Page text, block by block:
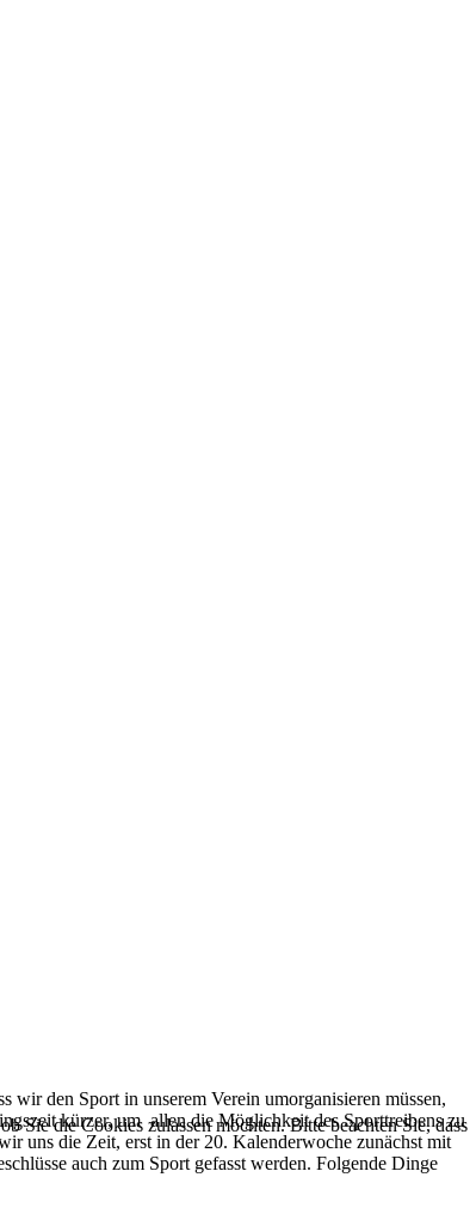
wir den Sport in unserem Verein umorganisieren müssen,
kürzer, um allen die Möglichkeit des Sporttreibens zu
uns die Zeit, erst in der 20. Kalenderwoche zunächst mit
auch zum Sport gefasst werden. Folgende Dinge
Sie die Cookies zulassen möchten. Bitte beachten Sie, dass